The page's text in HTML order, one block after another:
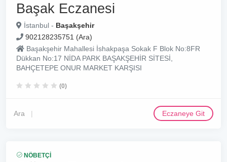
Başak Eczanesi
İstanbul - Başakşehir
902128235751 (Ara)
Başakşehir Mahallesi İshakpaşa Sokak F Blok No:8FR
Dükkan No:17 NİDA PARK BAŞAKŞEHİR SİTESİ,
BAHÇETEPE ONUR MARKET KARŞISI
(0)
Ara Eczaneye Git
NÖBETÇI